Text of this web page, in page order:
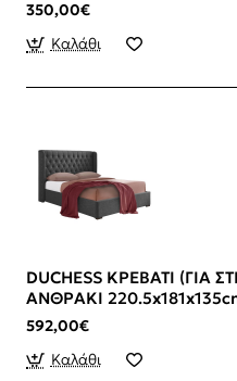
350,00€
Καλάθι
DUCHESS ΚΡΕΒΑΤΙ (ΓΙΑ
ΑΝΘΡΑΚΙ
592,00€
Καλάθι